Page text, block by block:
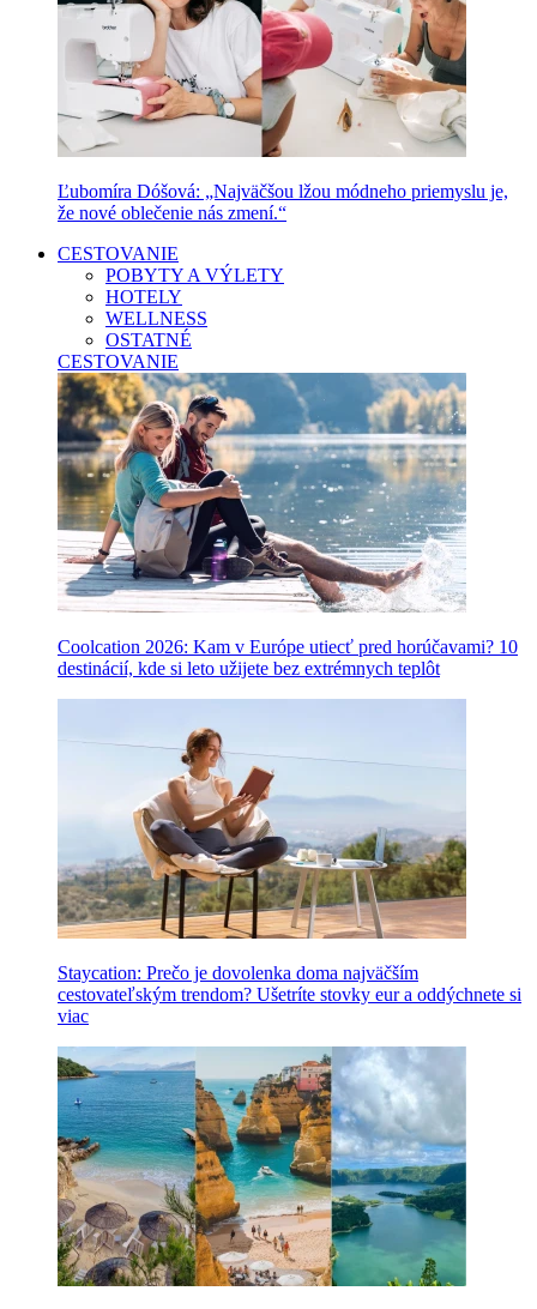
Ľubomíra Dóšová: „Najväčšou lžou módneho priemyslu je,
že nové oblečenie nás zmení.“
CESTOVANIE
POBYTY A VÝLETY
HOTELY
WELLNESS
OSTATNÉ
CESTOVANIE
Coolcation 2026: Kam v Európe utiecť pred horúčavami? 10
destinácií, kde si leto užijete bez extrémnych teplôt
Staycation: Prečo je dovolenka doma najväčším
cestovateľským trendom? Ušetríte stovky eur a oddýchnete si
viac